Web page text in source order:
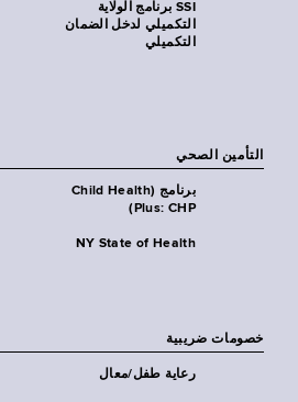
SSI برنامج الولاية
التكميلي لدخل الضمان
التكميلي
التأمين الصحي
برنامج (Child Health
Plus: CHP)
NY State of Health
خصومات ضريبية
رعاية طفل/معال